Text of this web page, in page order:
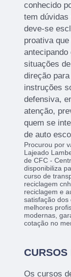
conhecido
tem dúvidas
deve-se
proativa
antecipando
situações
direção
instruções
defensiva,
atenção,
quem se
de auto
Procurou por
Lajeado
de CFC -
disponibiliza
curso de
reciclagem
reciclagem e
satisfação dos
melhores
modernas,
cotação no
Os cursos